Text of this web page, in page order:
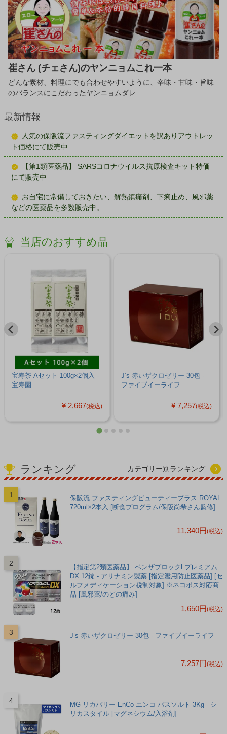
崔さん (チェさん)のヤンニョムこれ一本
どんな素材、料理にでも合わせやすいように、辛味・甘味・旨味
のバランスにこだわったヤンニョムダレ
最新情報
人気の保阪流ファスティングダイエットを訳ありアウトレッ
ト価格にて販売中
【第1類医薬品】 SARSコロナウイルス抗原検査キット特価
にて販売中
お自宅に常備しておきたい、解熱鎮痛剤、下痢止め、風邪薬
などの医薬品を多数販売中。
当店のおすすめ品
宝寿茶 Aセット 100g×2個入 -
宝寿園
¥ 2,667(税込)
J’s 赤いザクロゼリー 30包 -
ファイブイーライフ
¥ 7,257(税込)
ランキング カテゴリー別ランキング
保阪流 ファスティングビューティープラス ROYAL
720ml×2本入 [断食プログラム/保阪尚希さん監修]
11,340円(税込)
【指定第2類医薬品】 ベンザブロックLプレミアム
DX 12錠 - アリナミン製薬 [指定濫用防止医薬品] [セ
ルフメディケーション税制対象] ※ネコポス対応商
品 [風邪薬/のどの痛み]
1,650円(税込)
J’s 赤いザクロゼリー 30包 - ファイブイーライフ
7,257円(税込)
MG リカバリー EnCo エンコ バスソルト 3Kg - シ
リカスタイル [マグネシウム/入浴剤]